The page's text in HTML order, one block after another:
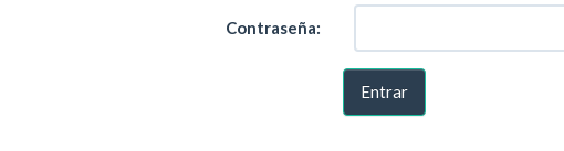
Contraseña: